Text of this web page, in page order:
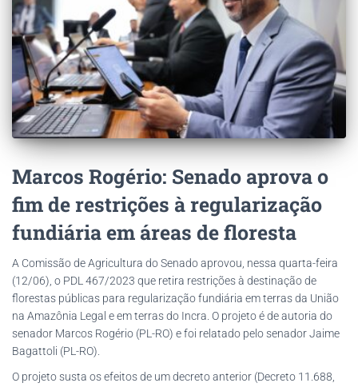
Marcos Rogério: Senado aprova o
fim de restrições à regularização
fundiária em áreas de floresta
A Comissão de Agricultura do Senado aprovou, nessa quarta-feira
(12/06), o PDL 467/2023 que retira restrições à destinação de
florestas públicas para regularização fundiária em terras da União
na Amazônia Legal e em terras do Incra. O projeto é de autoria do
senador Marcos Rogério (PL-RO) e foi relatado pelo senador Jaime
Bagattoli (PL-RO).
O projeto susta os efeitos de um decreto anterior (Decreto 11.688,